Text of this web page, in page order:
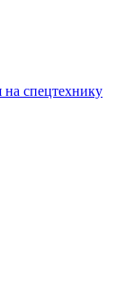
спецтехнику